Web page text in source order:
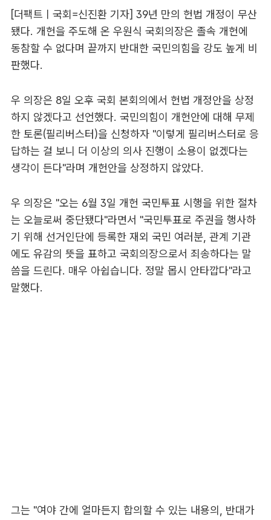
[더팩트ㅣ국회=신진환 기자] 39년 만의 헌법 개정이 무산
됐다. 개헌을 주도해 온 우원식 국회의장은 졸속 개헌에
동참할 수 없다며 끝까지 반대한 국민의힘을 강도 높게 비
판했다.
우 의장은 8일 오후 국회 본회의에서 헌법 개정안을 상정
하지 않겠다고 선언했다. 국민의힘이 개헌안에 대해 무제
한 토론(필리버스터)을 신청하자 "이렇게 필리버스터로 응
답하는 걸 보니 더 이상의 의사 진행이 소용이 없겠다는
생각이 든다"라며 개헌안을 상정하지 않았다.
우 의장은 "오는 6월 3일 개헌 국민투표 시행을 위한 절차
는 오늘로써 중단됐다"라면서 "국민투표로 주권을 행사하
기 위해 선거인단에 등록한 재외 국민 여러분, 관계 기관
에도 유감의 뜻을 표하고 국회의장으로서 죄송하다는 말
씀을 드린다. 매우 아쉽습니다. 정말 몹시 안타깝다"라고
말했다.
그는 "여야 간에 얼마든지 합의할 수 있는 내용의, 반대가